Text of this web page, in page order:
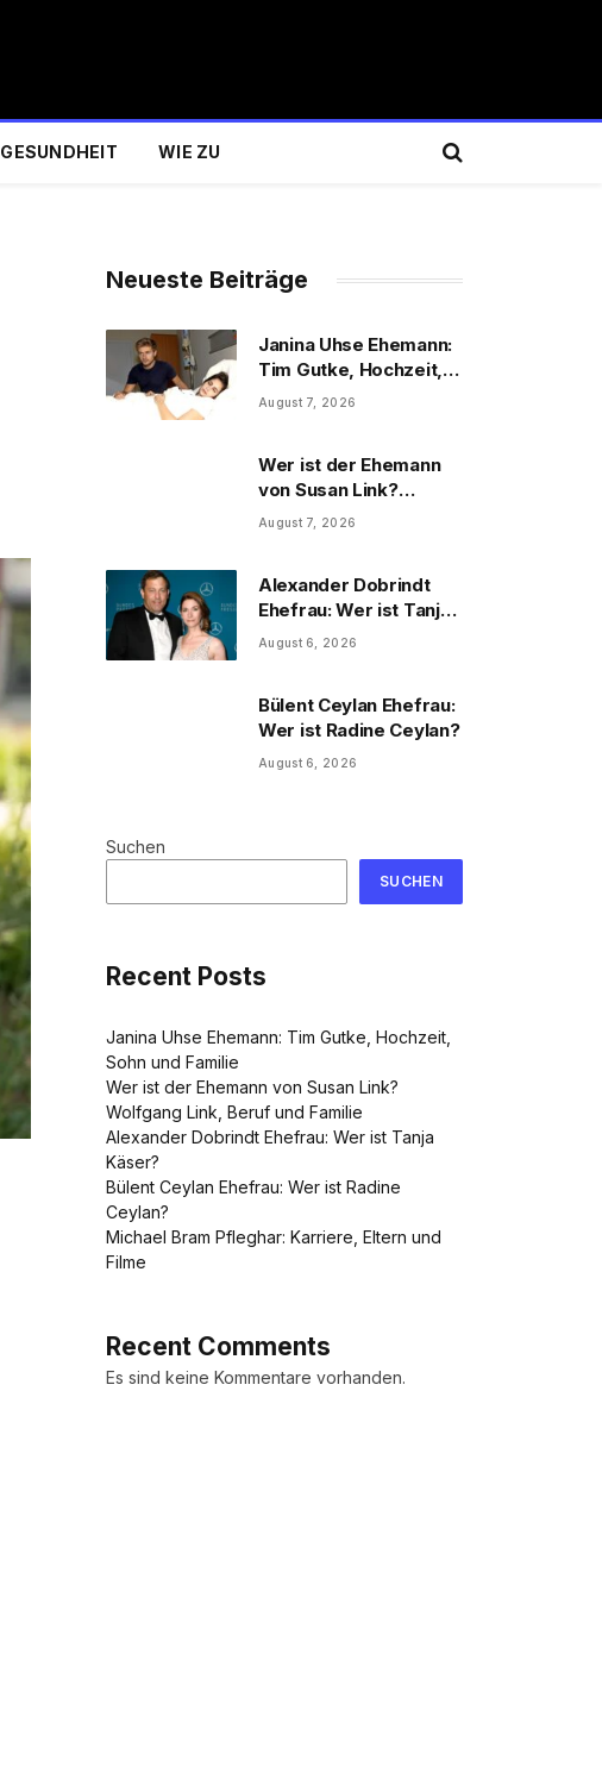
GESUNDHEIT WIE ZU
Neueste Beiträge
Janina Uhse Ehemann:
Tim Gutke, Hochzeit,
Sohn und Familie
August 7, 2026
Wer ist der Ehemann
von Susan Link?
Wolfgang Link, Beruf
August 7, 2026
Alexander Dobrindt
Ehefrau: Wer ist Tanja
Käser?
August 6, 2026
Bülent Ceylan Ehefrau:
Wer ist Radine Ceylan?
August 6, 2026
Suchen
SUCHEN
Recent Posts
Janina Uhse Ehemann: Tim Gutke, Hochzeit,
Sohn und Familie
Wer ist der Ehemann von Susan Link?
Wolfgang Link, Beruf und Familie
Alexander Dobrindt Ehefrau: Wer ist Tanja
Käser?
Bülent Ceylan Ehefrau: Wer ist Radine
Ceylan?
Michael Bram Pfleghar: Karriere, Eltern und
Filme
Recent Comments
Es sind keine Kommentare vorhanden.